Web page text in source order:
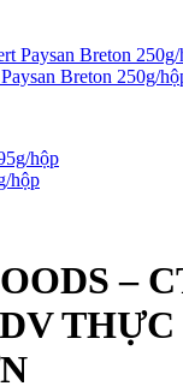
Breton 250g/
hộp
–